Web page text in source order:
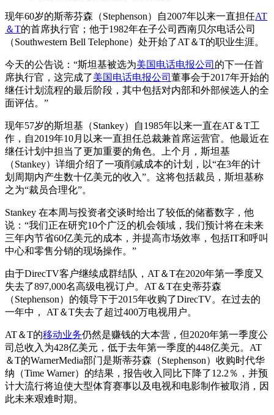
现年60岁的斯蒂芬森（Stephenson）自2007年以来一直担任AT
＆T的首席执行官；他于1982年在子公司西南贝尔电话公司
（Southwestern Bell Telephone）处开始了AT＆T的职业生涯。
今天的公告说：“斯坦基被选为美国电话电报公司 的下一任首
席执行官，这完成了美国电话电报公司 董事会于2017年开始的
继任计划流程的最后阶段，其中包括对内部和外部候选人的全
面评估。”
现年57岁的斯坦基（Stankey）自1985年以来一直在AT＆T工
作，自2019年10月以来一直担任总裁兼首席运营官。他最近在
继任计划中担当了更加重要的角色。上个月，斯坦基
（Stankey）详细介绍了一项削减成本的计划，以“在3年的计
划周期内产生数十亿美元的收入”。这将包括裁员，斯坦基称
之为“裁员合理化”。
Stankey 在本周与投资者交谈时给出了较低的储蓄数字，他
说：“我们正在研究10个广泛的机会领域，我们预计将在未来
三年内节省60亿美元的成本，并提高市场效率，包括IT和呼叫
中心和零售分销的现场操作。”
由于DirecTV客户继续成群结队，AT＆T在2020年第一季度又
失去了897,000名高级电视订户。AT＆T在史蒂芬森
（Stephenson）的领导下于2015年收购了DirecTV。在过去的
一年中， AT＆T失去了超过400万电视用户。
AT＆T的移动业务仍然是赚钱的大本营，但2020年第一季度公
司总收入为428亿美元，低于去年第一季度的448亿美元。AT
＆T的WarnerMedia部门是斯蒂芬森（Stephenson）收购时代华
纳（Time Warner）的结果，报告收入同比下降了12.2％，并预
计大流行将迫使大型体育赛事以及电视和电影制作被取消，因
此未来艰难时期。